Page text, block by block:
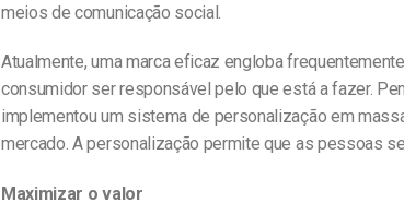
meios de comunicação social.
Atualmente, uma marca eficaz engloba
consumidor ser responsável pelo que está a fazer.
implementou um sistema de personalização em
mercado. A personalização permite que as pessoas
Maximizar o valor